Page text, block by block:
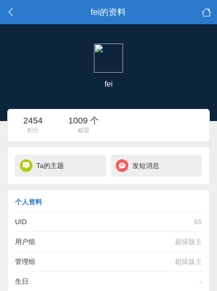
fei的资料
fei
2454
积分
1009 个
威望
Ta的主题 发短消息
个人资料
UID 65
用户组 超级版主
管理组 超级版主
生日 -